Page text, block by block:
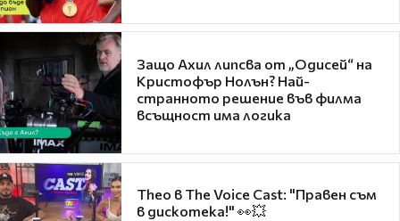
Защо Ахил липсва от „Одисей“ на
Кристофър Нолън? Най-
странното решение във филма
всъщност има логика
Theo в The Voice Cast: "Правен съм
в дискотека!" 👀💥